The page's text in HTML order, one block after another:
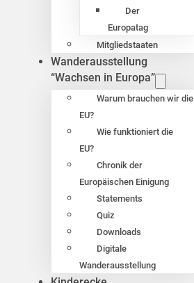
Der
Europatag
Mitgliedstaaten
Wanderausstellung
“Wachsen in Europa”
Warum brauchen wir die
EU?
Wie funktioniert die
EU?
Chronik der
Europäischen Einigung
Statements
Quiz
Downloads
Digitale
Wanderausstellung